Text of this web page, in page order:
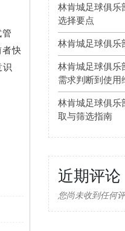
快
林肯城足球俱乐
选择要点
林肯城足球俱乐
林肯城足球俱乐
需求判断到使用
林肯城足球俱乐
取与筛选指南
近期评论
您尚未收到任何评